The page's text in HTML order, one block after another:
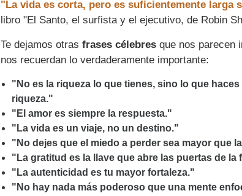
"La vida es corta, pero es suficientemente
libro "El Santo, el surfista y el ejecutivo, de Robin
Te dejamos otrasfrases célebres que nos parecen
nos recuerdan lo verdaderamente importante:
"No es la riqueza lo que tienes, sino lo que
riqueza."
"El amor es siempre la respuesta."
"La vida es un viaje, no un destino."
"No dejes que el miedo a perder sea mayor que
"La gratitud es la llave que abre las puertas de la
"La autenticidad es tu mayor fortaleza."
"No hay nada más poderoso que una mente